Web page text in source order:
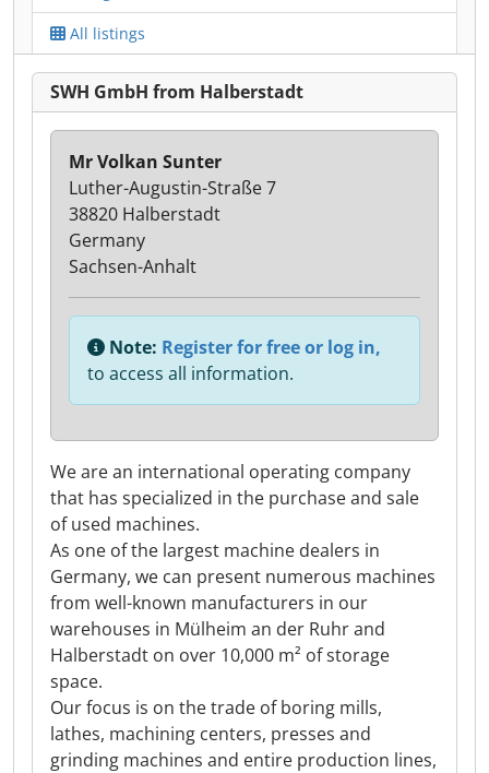
All listings
SWH GmbH from Halberstadt
We are an international operating company
that has specialized in the purchase and sale
of used machines.
As one of the largest machine dealers in
Germany, we can present numerous machines
from well-known manufacturers in our
warehouses in Mülheim an der Ruhr and
Halberstadt on over 10,000 m² of storage
space.
Our focus is on the trade of boring mills,
lathes, machining centers, presses and
grinding machines and entire production lines,
Mr Volkan Sunter
Luther-Augustin-Straße 7
38820 Halberstadt
Germany
Sachsen-Anhalt
Note: Register for free or log in,
to access all information.